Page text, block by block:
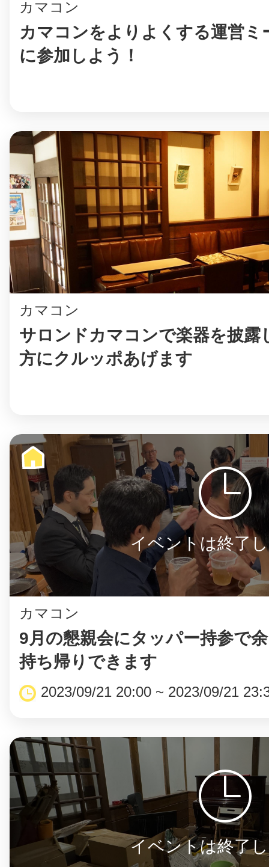
カマコン
カマコンをよりよくする運営ミ
に参加しよう！
カマコン
サロンドカマコンで楽器を披露
方にクルッポあげます
イベントは終了
カマコン
9月の懇親会にタッパー持参で
持ち帰りできます
2023/09/21 20:00 ~ 2023/09/21
イベントは終了
お問い合わせ
プライバシーポ
©︎ KAYAC Inc.